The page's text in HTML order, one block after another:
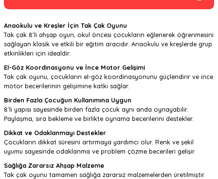
Anaokulu ve Kreşler İçin Tak Çak Oyunu
Tak çak 8’li ahşap oyun, okul öncesi çocukların eğlenerek öğrenmesini
sağlayan klasik ve etkili bir eğitim aracıdır. Anaokulu ve kreşlerde grup
etkinlikleri için idealdir.
El-Göz Koordinasyonu ve İnce Motor Gelişimi
Tak çak oyunu, çocukların el-göz koordinasyonunu güçlendirir ve ince
motor becerilerinin gelişimine katkı sağlar.
Birden Fazla Çocuğun Kullanımına Uygun
8’li yapısı sayesinde birden fazla çocuk aynı anda oynayabilir.
Paylaşma, sıra bekleme ve birlikte oynama becerilerini destekler.
Dikkat ve Odaklanmayı Destekler
Çocukların dikkat süresini artırmaya yardımcı olur. Renk ve şekil
uyumu sayesinde odaklanma ve problem çözme becerileri gelişir.
Sağlığa Zararsız Ahşap Malzeme
Tak çak oyunu tamamen sağlığa zararsız malzemelerden üretilmiştir.